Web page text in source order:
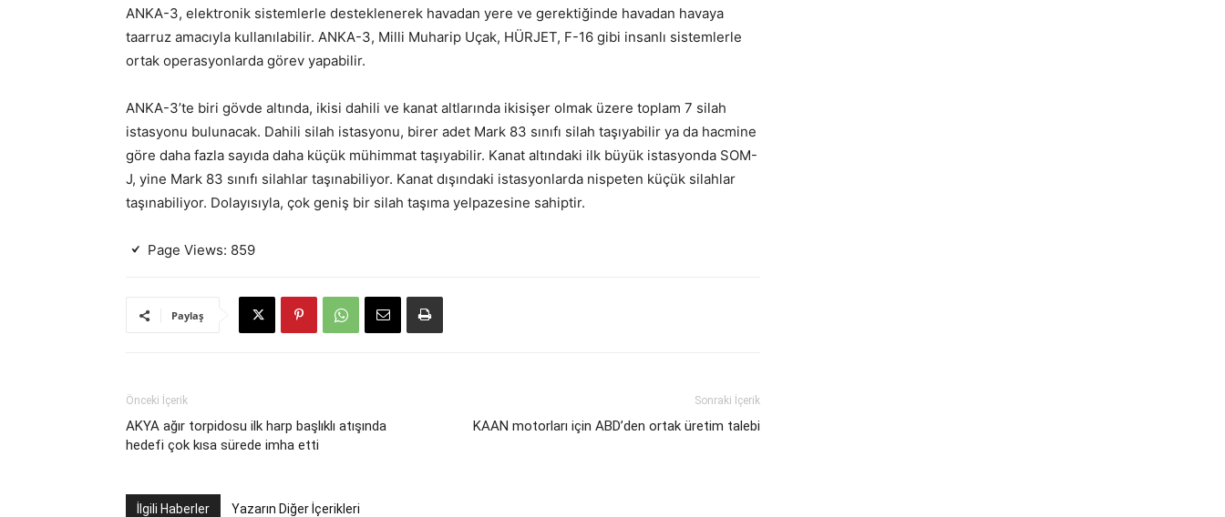
ANKA-3, elektronik sistemlerle desteklenerek havadan yere ve gerektiğinde havadan havaya
taarruz amacıyla kullanılabilir. ANKA-3, Milli Muharip Uçak, HÜRJET, F-16 gibi insanlı sistemlerle
ortak operasyonlarda görev yapabilir.
ANKA-3’te biri gövde altında, ikisi dahili ve kanat altlarında ikisişer olmak üzere toplam 7 silah
istasyonu bulunacak. Dahili silah istasyonu, birer adet Mark 83 sınıfı silah taşıyabilir ya da hacmine
göre daha fazla sayıda daha küçük mühimmat taşıyabilir. Kanat altındaki ilk büyük istasyonda SOM-
J, yine Mark 83 sınıfı silahlar taşınabiliyor. Kanat dışındaki istasyonlarda nispeten küçük silahlar
taşınabiliyor. Dolayısıyla, çok geniş bir silah taşıma yelpazesine sahiptir.
Page Views: 859
Paylaş
Önceki İçerik
AKYA ağır torpidosu ilk harp başlıklı atışında
hedefi çok kısa sürede imha etti
Sonraki İçerik
KAAN motorları için ABD’den ortak üretim talebi
İlgili Haberler Yazarın Diğer İçerikleri